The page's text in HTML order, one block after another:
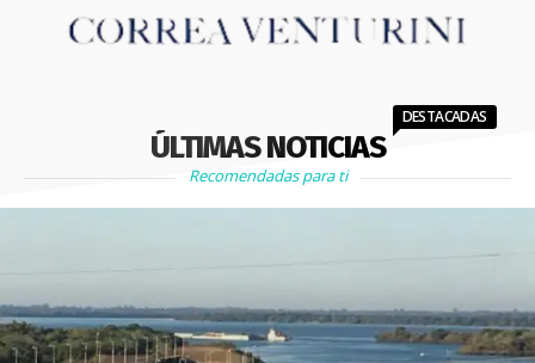
ÚLTIMAS NOTICIAS
DESTACADAS
Recomendadas para ti